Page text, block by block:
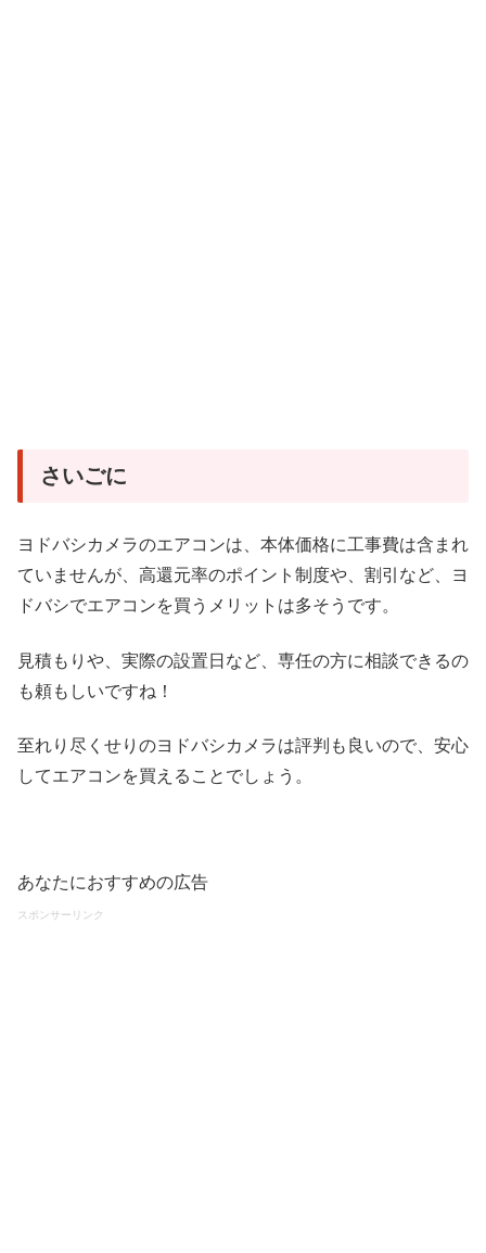
さいごに
ヨドバシカメラのエアコンは、本体価格に工事費は含まれ
ていませんが、高還元率のポイント制度や、割引など、ヨ
ドバシでエアコンを買うメリットは多そうです。
見積もりや、実際の設置日など、専任の方に相談できるの
も頼もしいですね！
至れり尽くせりのヨドバシカメラは評判も良いので、安心
してエアコンを買えることでしょう。
あなたにおすすめの広告
スポンサーリンク